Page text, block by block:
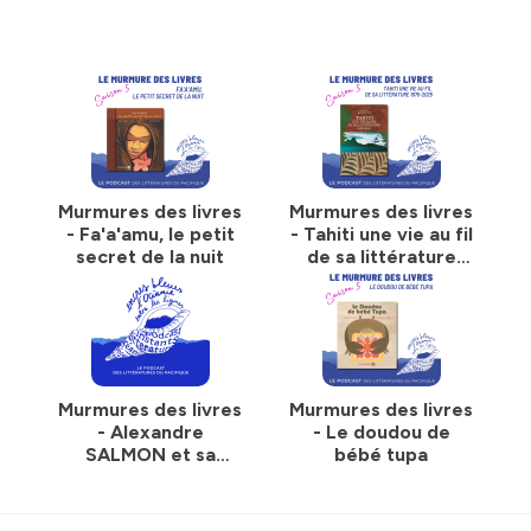
Murmures des livres
- Fa'a'amu, le petit
secret de la nuit
Murmures des livres
- Tahiti une vie au fil
de sa littérature
1975-2025
Murmures des livres
- Alexandre
SALMON et sa
Murmures des livres
- Le doudou de
bébé tupa